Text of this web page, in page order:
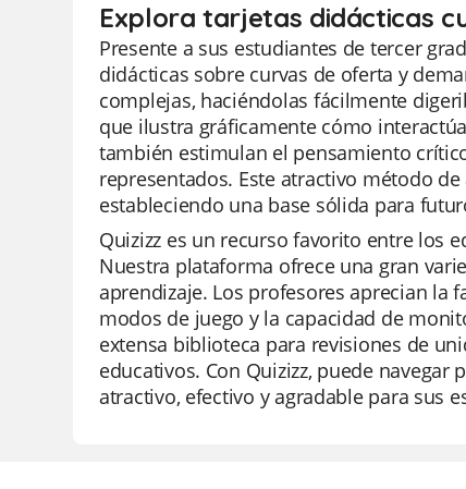
Explora tarjetas didácticas
Presente a sus estudiantes de tercer
didácticas sobre curvas de oferta y
complejas, haciéndolas fácilmente
que ilustra gráficamente cómo
también estimulan el pensamiento
representados. Este atractivo método
estableciendo una base sólida para
Quizizz es un recurso favorito entre los
Nuestra plataforma ofrece una gran
aprendizaje. Los profesores aprecian la
modos de juego y la capacidad de
extensa biblioteca para revisiones de
educativos. Con Quizizz, puede
atractivo, efectivo y agradable para sus